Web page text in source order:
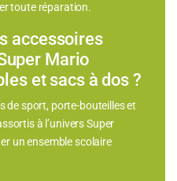
toute réparation.
accessoires
Mario
et sacs à dos ?
de sport, porte-bouteilles et
à l’univers Super
un ensemble scolaire